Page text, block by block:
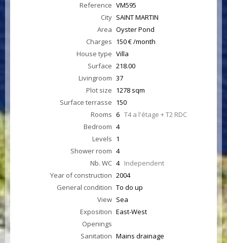
Reference VM595
City SAINT MARTIN
Area Oyster Pond
Charges 150 € /month
House type Villa
Surface 218.00
Livingroom 37
Plot size 1278 sqm
Surface terrasse 150
Rooms 6 T4 a l'étage + T2 RDC
Bedroom 4
Levels 1
Shower room 4
Nb. WC 4 Independent
Year of construction 2004
General condition To do up
View Sea
Exposition East-West
Openings
Sanitation Mains drainage